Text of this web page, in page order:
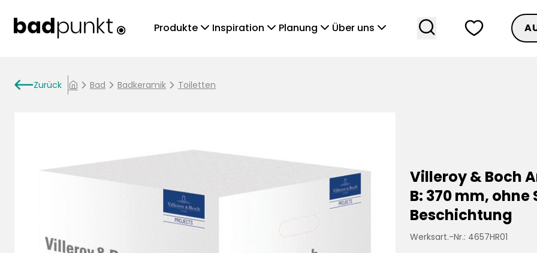
Produkte chevronDown Inspiration chevronDown Planung chevronDown Über uns chevronDown search heart
arrowLeftZurück home chevronRight Bad chevronRight Badkeramik chevronRight Toiletten
Villeroy & Boch
B: 370 mm,
Beschichtung
Werksart.-Nr.: 4657HR01